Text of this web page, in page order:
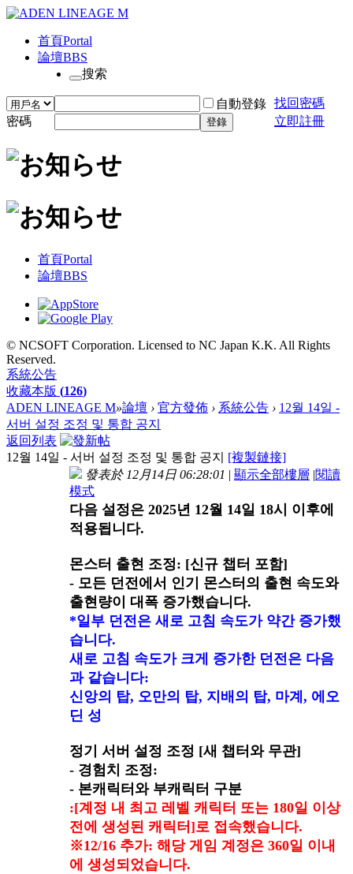
首頁Portal
論壇BBS
搜索
自動登錄 找回密碼
密碼
登錄 立即註冊
首頁Portal
論壇BBS
© NCSOFT Corporation. Licensed to NC Japan K.K. All Rights
Reserved.
系統公告
收藏本版 (126)
ADEN LINEAGE M»論壇 › 官方發佈 › 系統公告 › 12월 14일 -
서버 설정 조정 및 통합 공지
返回列表
12월 14일 - 서버 설정 조정 및 통합 공지 [複製鏈接]
發表於 12月14日 06:28:01 | 顯示全部樓層 |閱讀
模式
다음 설정은 2025년 12월 14일 18시 이후에
적용됩니다.
몬스터 출현 조정: [신규 챕터 포함]
- 모든 던전에서 인기 몬스터의 출현 속도와
출현량이 대폭 증가했습니다.
*일부 던전은 새로 고침 속도가 약간 증가했
습니다.
새로 고침 속도가 크게 증가한 던전은 다음
과 같습니다:
신앙의 탑, 오만의 탑, 지배의 탑, 마계, 에오
딘 성
정기 서버 설정 조정 [새 챕터와 무관]
- 경험치 조정:
- 본캐릭터와 부캐릭터 구분
:[계정 내 최고 레벨 캐릭터 또는 180일 이상
전에 생성된 캐릭터]로 접속했습니다.
※12/16 추가: 해당 게임 계정은 360일 이내
에 생성되었습니다.